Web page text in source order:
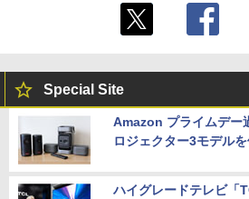
Special Site
Amazon プライムデー
ロジェクター3モデル
ハイグレードテレビ「